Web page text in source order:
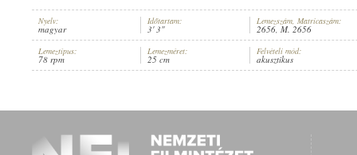
ELŐADÓ: FERENCZY KÁROLY,NÁDOR ZSIGA (ZONGORA)
Nyelv:
magyar
Időtartam:
3' 3"
Lemezszám, Matricaszám:
2656, M. 2656
Lemeztípus:
78 rpm
Lemezméret:
25 cm
Felvételi mód:
akusztikus